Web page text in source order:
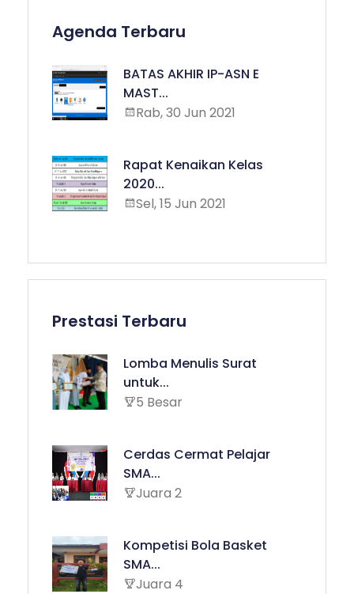
Agenda Terbaru
BATAS AKHIR IP-ASN E
MAST...
Rab, 30 Jun 2021
Rapat Kenaikan Kelas
2020...
Sel, 15 Jun 2021
Prestasi Terbaru
Lomba Menulis Surat
untuk...
5 Besar
Cerdas Cermat Pelajar
SMA...
Juara 2
Kompetisi Bola Basket
SMA...
Juara 4